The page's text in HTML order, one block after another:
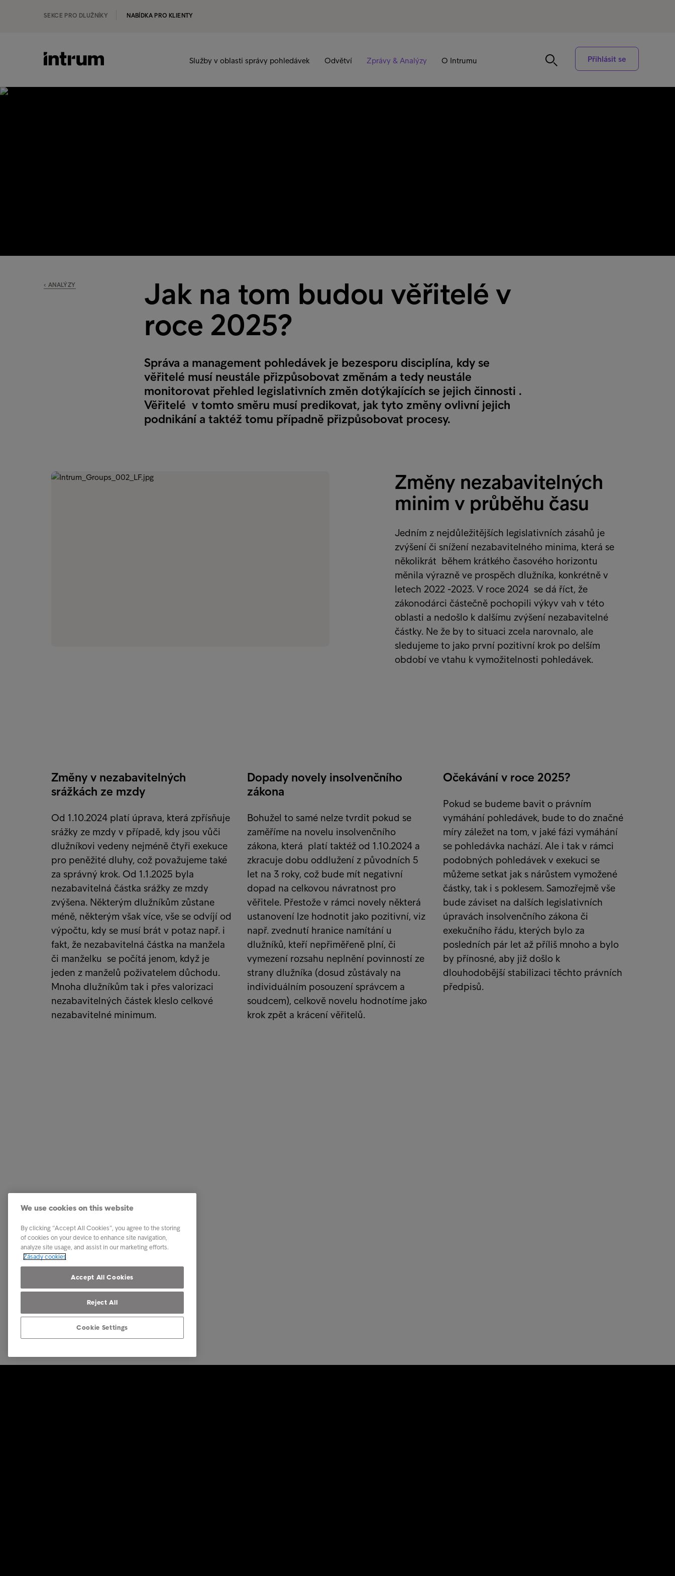
SEKCE PRO DLUŽNÍKY NABÍDKA PRO KLIENTY
Služby v oblasti správy pohledávek Odvětví Zprávy & Analýzy O Intrumu Přihlásit se
‹ ANALÝZY
Jak na tom budou věřitelé v
roce 2025?
Správa a management pohledávek je bezesporu disciplína, kdy se
věřitelé musí neustále přizpůsobovat změnám a tedy neustále
monitorovat přehled legislativních změn dotýkajících se jejich činnosti .
Věřitelé v tomto směru musí predikovat, jak tyto změny ovlivní jejich
podnikání a taktéž tomu případně přizpůsobovat procesy.
Změny nezabavitelných
minim v průběhu času
Jedním z nejdůležitějších legislativních zásahů je
zvýšení či snížení nezabavitelného minima, která se
několikrát během krátkého časového horizontu
měnila výrazně ve prospěch dlužníka, konkrétně v
letech 2022 -2023. V roce 2024 se dá říct, že
zákonodárci částečně pochopili výkyv vah v této
oblasti a nedošlo k dalšímu zvýšení nezabavitelné
částky. Ne že by to situaci zcela narovnalo, ale
sledujeme to jako první pozitivní krok po delším
období ve vtahu k vymožitelnosti pohledávek.
Změny v nezabavitelných
srážkách ze mzdy
Od 1.10.2024 platí úprava, která zpřísňuje
srážky ze mzdy v případě, kdy jsou vůči
dlužníkovi vedeny nejméně čtyři exekuce
pro peněžité dluhy, což považujeme také
za správný krok. Od 1.1.2025 byla
nezabavitelná částka srážky ze mzdy
zvýšena. Některým dlužníkům zůstane
méně, některým však více, vše se odvíjí od
výpočtu, kdy se musí brát v potaz např. i
fakt, že nezabavitelná částka na manžela
či manželku se počítá jenom, když je
jeden z manželů poživatelem důchodu.
Mnoha dlužníkům tak i přes valorizaci
nezabavitelných částek kleslo celkové
nezabavitelné minimum.
Dopady novely insolvenčního
zákona
Bohužel to samé nelze tvrdit pokud se
zaměříme na novelu insolvenčního
zákona, která platí taktéž od 1.10.2024 a
zkracuje dobu oddlužení z původních 5
let na 3 roky, což bude mít negativní
dopad na celkovou návratnost pro
věřitele. Přestože v rámci novely některá
ustanovení lze hodnotit jako pozitivní, viz
např. zvednutí hranice namítání u
dlužníků, kteří nepřiměřeně plní, či
vymezení rozsahu neplnění povinností ze
strany dlužníka (dosud zůstávaly na
individuálním posouzení správcem a
soudcem), celkově novelu hodnotíme jako
krok zpět a krácení věřitelů.
Očekávání v roce 2025?
Pokud se budeme bavit o právním
vymáhání pohledávek, bude to do značné
míry záležet na tom, v jaké fázi vymáhání
se pohledávka nachází. Ale i tak v rámci
podobných pohledávek v exekuci se
můžeme setkat jak s nárůstem vymožené
částky, tak i s poklesem. Samozřejmě vše
bude záviset na dalších legislativních
úpravách insolvenčního zákona či
exekučního řádu, kterých bylo za
posledních pár let až příliš mnoho a bylo
by přínosné, aby již došlo k
dlouhodobější stabilizaci těchto právních
předpisů.
Služby v oblasti správy pohledávek
Zprávy & Analýzy
O Intrumu
We use cookies on this website
By clicking “Accept All Cookies”, you agree to the storing
of cookies on your device to enhance site navigation,
analyze site usage, and assist in our marketing efforts.
Zásady cookies
Accept All Cookies
Reject All
Cookie Settings